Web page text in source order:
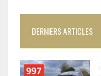
DERNIERS ARTICLES